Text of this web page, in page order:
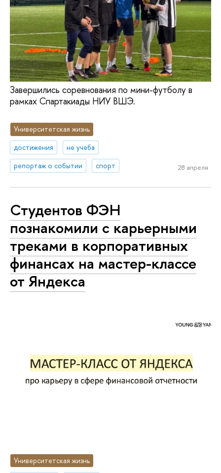
Завершились соревнования по мини-футболу в
рамках Спартакиады НИУ ВШЭ.
Университетская жизнь
достижения
не учеба
репортаж о событии
спорт 28 апреля
Студентов ФЭН
познакомили с карьерными
треками в корпоративных
финансах на мастер-классе
от Яндекса
Университетская жизнь